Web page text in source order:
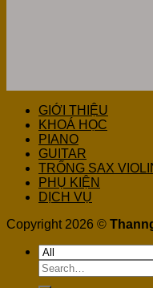
GIỚI THIỆU
KHOÁ HỌC
PIANO
GUITAR
TRỐNG SAX
PHỤ KIỆN
DỊCH VỤ
Copyright 2026 ©
Search
for: